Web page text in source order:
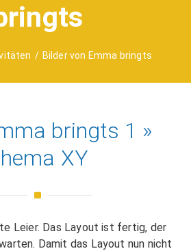
/ Bilder von Emma bringts
bringts 1 »
XY
Leier. Das Layout ist fertig, der
Damit das Layout nun nicht